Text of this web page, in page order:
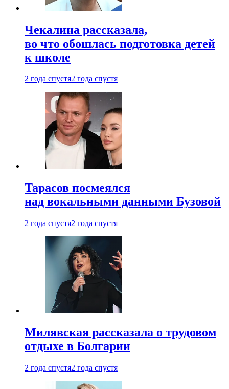
Чекалина рассказала,
во что обошлась подготовка детей
к школе
2 года спустя2 года спустя
Тарасов посмеялся
над вокальными данными Бузовой
2 года спустя2 года спустя
Милявская рассказала о трудовом
отдыхе в Болгарии
2 года спустя2 года спустя